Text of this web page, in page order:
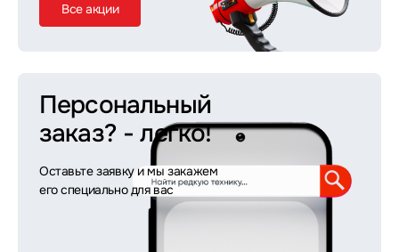
Все акции
Персональный
заказ? - легко!
Оставьте заявку и мы закажем
его специально для вас